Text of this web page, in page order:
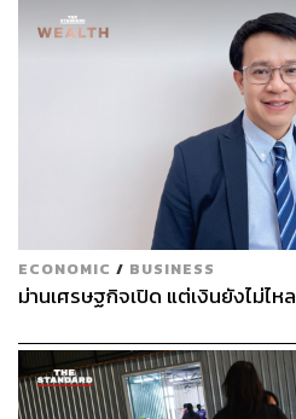
ECONOMIC / BUSINESS
ม่านเศรษฐกิจเปิด แต่เงินยังไม่ไหล